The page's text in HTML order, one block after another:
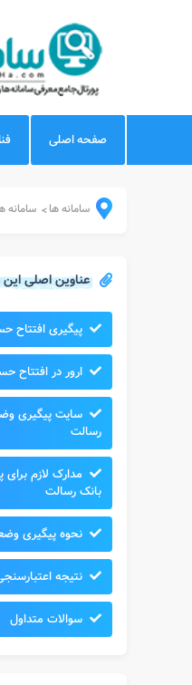
صفحه اصلی
سامانه ها> سامانه
عناوین اصلی این
پیگیری افتتاح
ارور در افتتاح
سایت پیگیری
رسالت
مدارک لازم
بانک رسالت
نحوه پیگیری
نتیجه
سوالات متداول